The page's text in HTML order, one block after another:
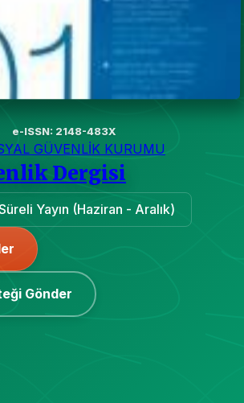
e-ISSN: 2148-483X
GÜVENLİK KURUMU
Dergisi
Yayın (Haziran - Aralık)
Gönder